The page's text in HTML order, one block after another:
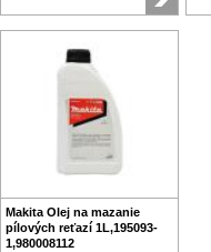
Makita Olej na mazanie
pílových reťazí 1L,195093-
1,980008112